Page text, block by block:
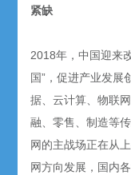
紧缺
2018年，中国迎来
国”，促进产业发展
据、云计算、物联
融、零售、制造等
网的主战场正在从
网方向发展，国内